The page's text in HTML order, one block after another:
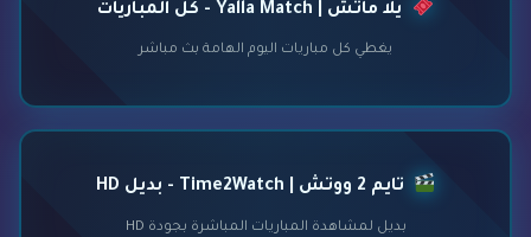
يلا ماتش | Yalla Match - كل المباريات
يغطي كل مباريات اليوم الهامة بث مباشر
تايم 2 ووتش | Time2Watch - بديل HD
بديل لمشاهدة المباريات المباشرة بجودة HD